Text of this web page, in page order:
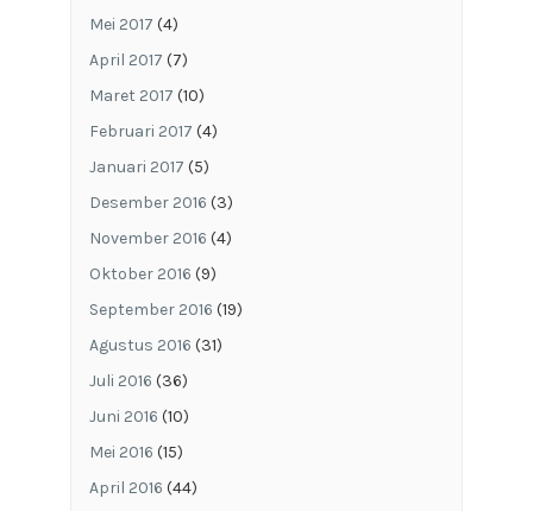
Mei 2017 (4)
April 2017 (7)
Maret 2017 (10)
Februari 2017 (4)
Januari 2017 (5)
Desember 2016 (3)
November 2016 (4)
Oktober 2016 (9)
September 2016 (19)
Agustus 2016 (31)
Juli 2016 (36)
Juni 2016 (10)
Mei 2016 (15)
April 2016 (44)